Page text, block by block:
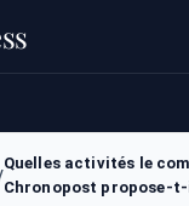
Quelles activités le
Chronopost propose-t-